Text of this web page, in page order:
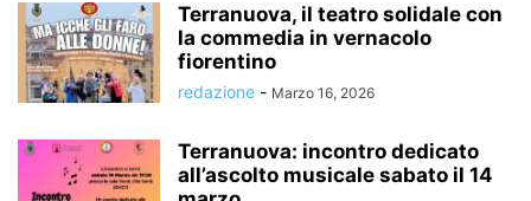
Terranuova, il teatro solidale con
la commedia in vernacolo
fiorentino
redazione - Marzo 16, 2026
Terranuova: incontro dedicato
all’ascolto musicale sabato il 14